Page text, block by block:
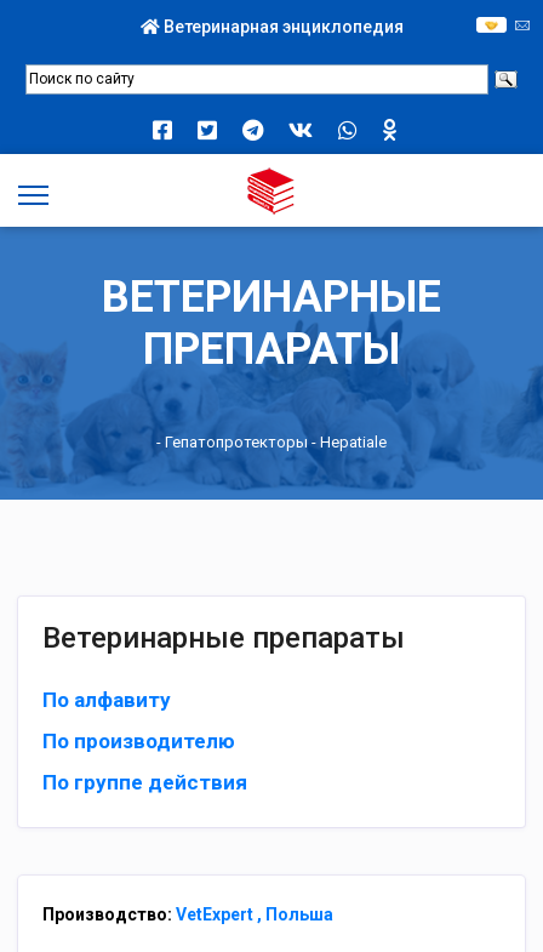
Ветеринарная энциклопедия
ВЕТЕРИНАРНЫЕ
ПРЕПАРАТЫ
- Гепатопротекторы - Hepatiale
Ветеринарные препараты
По алфавиту
По производителю
По группе действия
Производство: VetExpert , Польша